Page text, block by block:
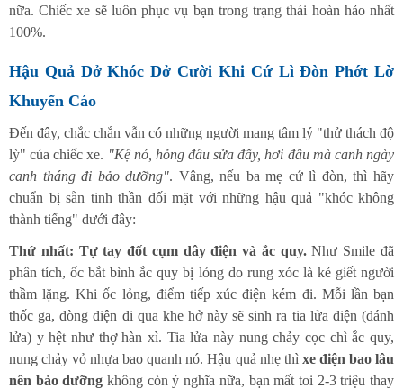
nữa. Chiếc xe sẽ luôn phục vụ bạn trong trạng thái hoàn hảo nhất
100%.
Hậu Quả Dở Khóc Dở Cười Khi Cứ Lì Đòn Phớt Lờ
Khuyến Cáo
Đến đây, chắc chắn vẫn có những người mang tâm lý "thử thách độ
lỳ" của chiếc xe. "Kệ nó, hỏng đâu sửa đấy, hơi đâu mà canh ngày
canh tháng đi bảo dưỡng". Vâng, nếu ba mẹ cứ lì đòn, thì hãy
chuẩn bị sẵn tinh thần đối mặt với những hậu quả "khóc không
thành tiếng" dưới đây:
Thứ nhất: Tự tay đốt cụm dây điện và ắc quy.Như Smile đã
phân tích, ốc bắt bình ắc quy bị lỏng do rung xóc là kẻ giết người
thầm lặng. Khi ốc lỏng, điểm tiếp xúc điện kém đi. Mỗi lần bạn
thốc ga, dòng điện đi qua khe hở này sẽ sinh ra tia lửa điện (đánh
lửa) y hệt như thợ hàn xì. Tia lửa này nung chảy cọc chì ắc quy,
nung chảy vỏ nhựa bao quanh nó. Hậu quả nhẹ thì xe điện bao lâu
nên bảo dưỡng không còn ý nghĩa nữa, bạn mất toi 2-3 triệu thay